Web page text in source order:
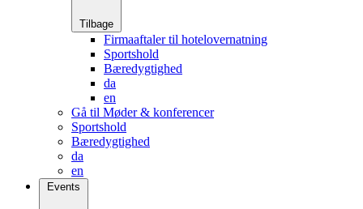
Tilbage
Firmaaftaler til hotelovernatning
Sportshold
Bæredygtighed
da
en
Gå til Møder & konferencer
Sportshold
Bæredygtighed
da
en
Events